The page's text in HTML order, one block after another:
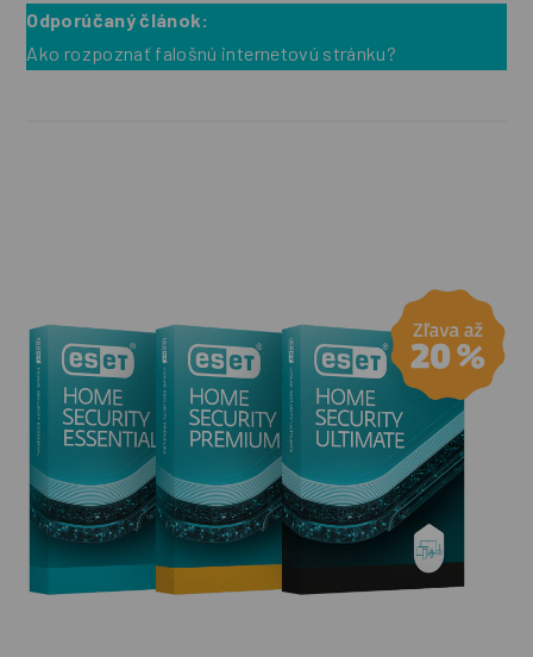
Odporúčaný článok:
Ako rozpoznať falošnú internetovú stránku?